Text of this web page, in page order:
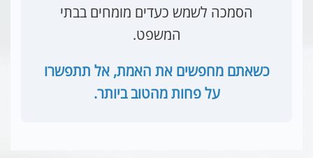
הסמכה לשמש כעדים מומחים בבתי
המשפט.
כשאתם מחפשים את האמת, אל תתפשרו
על פחות מהטוב ביותר.